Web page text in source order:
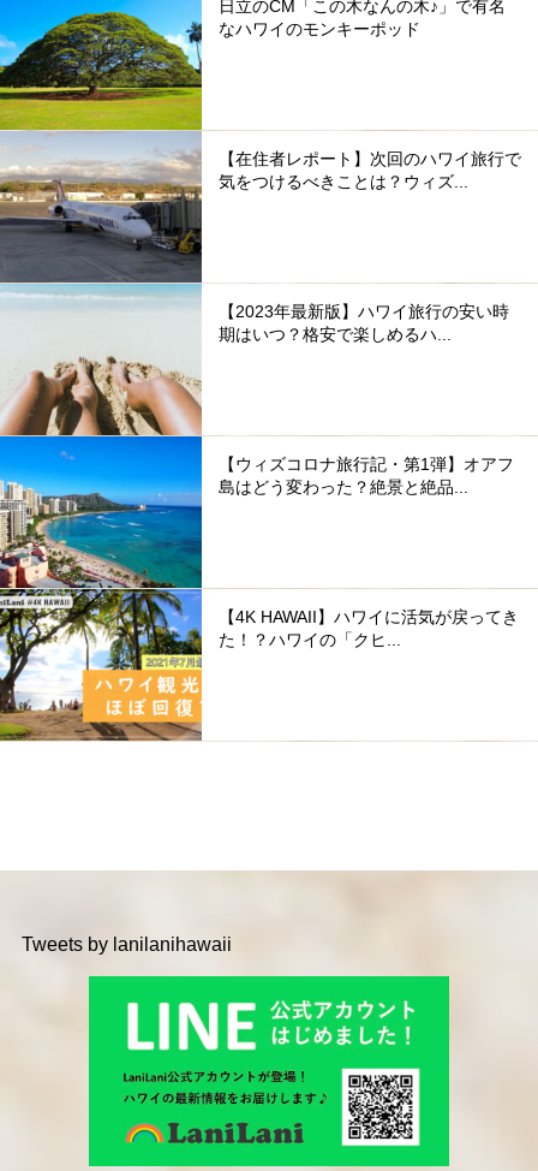
日立のCM「この木なんの木♪」で有名
なハワイのモンキーポッド
【在住者レポート】次回のハワイ旅行で
気をつけるべきことは？ウィズ...
【2023年最新版】ハワイ旅行の安い時
期はいつ？格安で楽しめるハ...
【ウィズコロナ旅行記・第1弾】オアフ
島はどう変わった？絶景と絶品...
【4K HAWAII】ハワイに活気が戻ってき
た！？ハワイの「クヒ...
Tweets by lanilanihawaii